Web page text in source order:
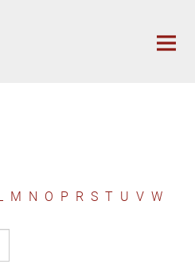
M N O P R S T U V W